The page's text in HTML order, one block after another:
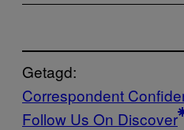
Getagd:
Correspondent
Follow Us On Discover